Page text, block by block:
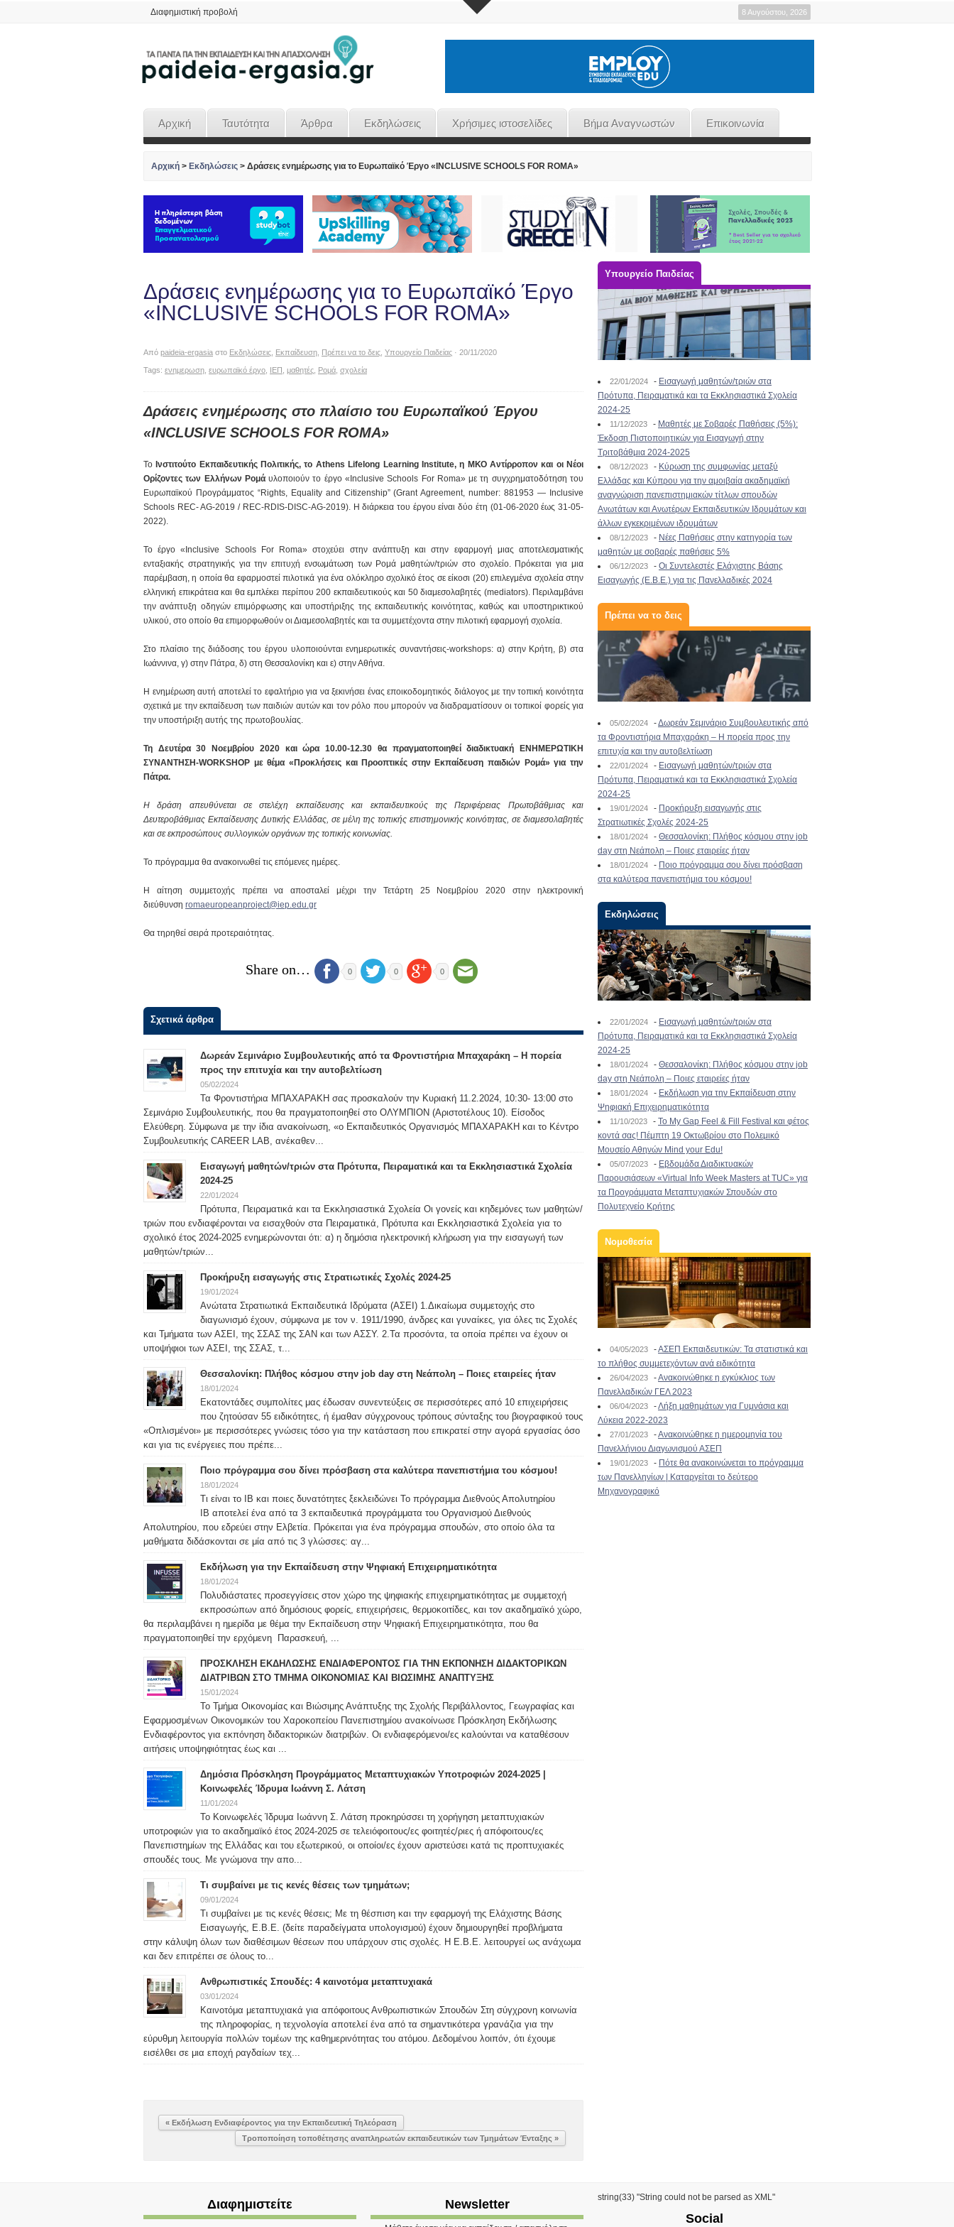
Διαφημιστική προβολή 8 Αυγούστου, 2026
Αρχική Ταυτότητα Άρθρα Εκδηλώσεις Χρήσιμες ιστοσελίδες Βήμα Αναγνωστών Επικοινωνία
Αρχική > Εκδηλώσεις > Δράσεις ενημέρωσης για το Ευρωπαϊκό Έργο «INCLUSIVE SCHOOLS FOR ROMA»
Δράσεις ενημέρωσης για το Ευρωπαϊκό Έργο
«INCLUSIVE SCHOOLS FOR ROMA»
Από paideia-ergasia στο Εκδηλώσεις Εκπαίδευση Πρέπει να το δεις Υπουργείο Παιδείας · 20/11/2020
Tags: ενημερωση ευρωπαϊκό έργο ΙΕΠ μαθητές Ρομά σχολεία
Δράσεις ενημέρωσης στο πλαίσιο του Ευρωπαϊκού Έργου
«INCLUSIVE SCHOOLS FOR ROMA»
Το Ινστιτούτο Εκπαιδευτικής Πολιτικής, το Athens Lifelong Learning Institute, η ΜΚΟ Αντίρροπον και οι Νέοι
Ορίζοντες των Ελλήνων Ρομάυλοποιούν το έργο «Inclusive Schools For Roma» με τη συγχρηματοδότηση του
Ευρωπαϊκού Προγράμματος “Rights, Equality and Citizenship” (Grant Agreement, number: 881953 — Inclusive
Schools REC- AG-2019 / REC-RDIS-DISC-AG-2019). Η διάρκεια του έργου είναι δύο έτη (01-06-2020 έως 31-05-
2022).
Το έργο «Inclusive Schools For Roma» στοχεύει στην ανάπτυξη και στην εφαρμογή μιας αποτελεσματικής
ενταξιακής στρατηγικής για την επιτυχή ενσωμάτωση των Ρομά μαθητών/τριών στο σχολείο. Πρόκειται για μια
παρέμβαση, η οποία θα εφαρμοστεί πιλοτικά για ένα ολόκληρο σχολικό έτος σε είκοσι (20) επιλεγμένα σχολεία στην
ελληνική επικράτεια και θα εμπλέκει περίπου 200 εκπαιδευτικούς και 50 διαμεσολαβητές (mediators). Περιλαμβάνει
την ανάπτυξη οδηγών επιμόρφωσης και υποστήριξης της εκπαιδευτικής κοινότητας, καθώς και υποστηρικτικού
υλικού, στο οποίο θα επιμορφωθούν οι Διαμεσολαβητές και τα συμμετέχοντα στην πιλοτική εφαρμογή σχολεία.
Στο πλαίσιο της διάδοσης του έργου υλοποιούνται ενημερωτικές συναντήσεις-workshops: α) στην Κρήτη, β) στα
Ιωάννινα, γ) στην Πάτρα, δ) στη Θεσσαλονίκη και ε) στην Αθήνα.
Η ενημέρωση αυτή αποτελεί το εφαλτήριο για να ξεκινήσει ένας εποικοδομητικός διάλογος με την τοπική κοινότητα
σχετικά με την εκπαίδευση των παιδιών αυτών και τον ρόλο που μπορούν να διαδραματίσουν οι τοπικοί φορείς για
την υποστήριξη αυτής της πρωτοβουλίας.
Τη Δευτέρα 30 Νοεμβρίου 2020 και ώρα 10.00-12.30 θα πραγματοποιηθεί διαδικτυακή ΕΝΗΜΕΡΩΤΙΚΗ
ΣΥΝΑΝΤΗΣΗ-WORKSHOP με θέμα «Προκλήσεις και Προοπτικές στην Εκπαίδευση παιδιών Ρομά» για την
Πάτρα.
Η δράση απευθύνεται σε στελέχη εκπαίδευσης και εκπαιδευτικούς της Περιφέρειας Πρωτοβάθμιας και
Δευτεροβάθμιας Εκπαίδευσης Δυτικής Ελλάδας, σε μέλη της τοπικής επιστημονικής κοινότητας, σε διαμεσολαβητές
και σε εκπροσώπους συλλογικών οργάνων της τοπικής κοινωνίας.
Το πρόγραμμα θα ανακοινωθεί τις επόμενες ημέρες.
Η αίτηση συμμετοχής πρέπει να αποσταλεί μέχρι την Τετάρτη 25 Νοεμβρίου 2020 στην ηλεκτρονική
διεύθυνση romaeuropeanproject@iep.edu.gr
Θα τηρηθεί σειρά προτεραιότητας.
Share on… 0 0 0
Σχετικά άρθρα
Δωρεάν Σεμινάριο Συμβουλευτικής από τα Φροντιστήρια Μπαχαράκη – Η πορεία
προς την επιτυχία και την αυτοβελτίωση
05/02/2024
Τα Φροντιστήρια ΜΠΑΧΑΡΑΚΗ σας προσκαλούν την Κυριακή 11.2.2024, 10:30- 13:00 στο
Σεμινάριο Συμβουλευτικής, που θα πραγματοποιηθεί στο ΟΛΥΜΠΙΟΝ (Αριστοτέλους 10). Είσοδος
Ελεύθερη. Σύμφωνα με την ίδια ανακοίνωση, «ο Εκπαιδευτικός Οργανισμός ΜΠΑΧΑΡΑΚΗ και το Κέντρο
Συμβουλευτικής CAREER LAB, ανέκαθεν...
Εισαγωγή μαθητών/τριών στα Πρότυπα, Πειραματικά και τα Εκκλησιαστικά Σχολεία
2024-25
22/01/2024
Πρότυπα, Πειραματικά και τα Εκκλησιαστικά Σχολεία Οι γονείς και κηδεμόνες των μαθητών/
τριών που ενδιαφέρονται να εισαχθούν στα Πειραματικά, Πρότυπα και Εκκλησιαστικά Σχολεία για το
σχολικό έτος 2024-2025 ενημερώνονται ότι: α) η δημόσια ηλεκτρονική κλήρωση για την εισαγωγή των
μαθητών/τριών...
Προκήρυξη εισαγωγής στις Στρατιωτικές Σχολές 2024-25
19/01/2024
Ανώτατα Στρατιωτικά Εκπαιδευτικά Ιδρύματα (ΑΣΕΙ) 1.Δικαίωμα συμμετοχής στο
διαγωνισμό έχουν, σύμφωνα με τον ν. 1911/1990, άνδρες και γυναίκες, για όλες τις Σχολές
και Τμήματα των ΑΣΕΙ, της ΣΣΑΣ της ΣΑΝ και των ΑΣΣΥ. 2.Τα προσόντα, τα οποία πρέπει να έχουν οι
υποψήφιοι των ΑΣΕΙ, της ΣΣΑΣ, τ...
Θεσσαλονίκη: Πλήθος κόσμου στην job day στη Νεάπολη – Ποιες εταιρείες ήταν
18/01/2024
Εκατοντάδες συμπολίτες μας έδωσαν συνεντεύξεις σε περισσότερες από 10 επιχειρήσεις
που ζητούσαν 55 ειδικότητες, ή έμαθαν σύγχρονους τρόπους σύνταξης του βιογραφικού τους
«Οπλισμένοι» με περισσότερες γνώσεις τόσο για την κατάσταση που επικρατεί στην αγορά εργασίας όσο
και για τις ενέργειες που πρέπε...
Ποιο πρόγραμμα σου δίνει πρόσβαση στα καλύτερα πανεπιστήμια του κόσμου!
18/01/2024
Τι είναι το IB και ποιες δυνατότητες ξεκλειδώνει Το πρόγραμμα Διεθνούς Απολυτηρίου
IB αποτελεί ένα από τα 3 εκπαιδευτικά προγράμματα του Οργανισμού Διεθνούς
Απολυτηρίου, που εδρεύει στην Ελβετία. Πρόκειται για ένα πρόγραμμα σπουδών, στο οποίο όλα τα
μαθήματα διδάσκονται σε μία από τις 3 γλώσσες: αγ...
Εκδήλωση για την Εκπαίδευση στην Ψηφιακή Επιχειρηματικότητα
18/01/2024
Πολυδιάστατες προσεγγίσεις στον χώρο της ψηφιακής επιχειρηματικότητας με συμμετοχή
εκπροσώπων από δημόσιους φορείς, επιχειρήσεις, θερμοκοιτίδες, και τον ακαδημαϊκό χώρο,
θα περιλαμβάνει η ημερίδα με θέμα την Εκπαίδευση στην Ψηφιακή Επιχειρηματικότητα, που θα
πραγματοποιηθεί την ερχόμενη Παρασκευή, ...
ΠΡΟΣΚΛΗΣΗ ΕΚΔΗΛΩΣΗΣ ΕΝΔΙΑΦΕΡΟΝΤΟΣ ΓΙΑ ΤΗΝ ΕΚΠΟΝΗΣΗ ΔΙΔΑΚΤΟΡΙΚΩΝ
ΔΙΑΤΡΙΒΩΝ ΣΤΟ ΤΜΗΜΑ ΟΙΚΟΝΟΜΙΑΣ ΚΑΙ ΒΙΩΣΙΜΗΣ ΑΝΑΠΤΥΞΗΣ
15/01/2024
Το Τμήμα Οικονομίας και Βιώσιμης Ανάπτυξης της Σχολής Περιβάλλοντος, Γεωγραφίας και
Εφαρμοσμένων Οικονομικών του Χαροκοπείου Πανεπιστημίου ανακοίνωσε Πρόσκληση Εκδήλωσης
Ενδιαφέροντος για εκπόνηση διδακτορικών διατριβών. Οι ενδιαφερόμενοι/ες καλούνται να καταθέσουν
αιτήσεις υποψηφιότητας έως και ...
Δημόσια Πρόσκληση Προγράμματος Μεταπτυχιακών Υποτροφιών 2024-2025 |
Κοινωφελές Ίδρυμα Ιωάννη Σ. Λάτση
11/01/2024
Το Κοινωφελές Ίδρυμα Ιωάννη Σ. Λάτση προκηρύσσει τη χορήγηση μεταπτυχιακών
υποτροφιών για το ακαδημαϊκό έτος 2024-2025 σε τελειόφοιτους/ες φοιτητές/ριες ή απόφοιτους/ες
Πανεπιστημίων της Ελλάδας και του εξωτερικού, οι οποίοι/ες έχουν αριστεύσει κατά τις προπτυχιακές
σπουδές τους. Με γνώμονα την απο...
Τι συμβαίνει με τις κενές θέσεις των τμημάτων;
09/01/2024
Τι συμβαίνει με τις κενές θέσεις; Με τη θέσπιση και την εφαρμογή της Ελάχιστης Βάσης
Εισαγωγής, Ε.Β.Ε. (δείτε παραδείγματα υπολογισμού) έχουν δημιουργηθεί προβλήματα
στην κάλυψη όλων των διαθέσιμων θέσεων που υπάρχουν στις σχολές. Η Ε.Β.Ε. λειτουργεί ως ανάχωμα
και δεν επιτρέπει σε όλους το...
Ανθρωπιστικές Σπουδές: 4 καινοτόμα μεταπτυχιακά
03/01/2024
Καινοτόμα μεταπτυχιακά για απόφοιτους Ανθρωπιστικών Σπουδών Στη σύγχρονη κοινωνία
της πληροφορίας, η τεχνολογία αποτελεί ένα από τα σημαντικότερα γρανάζια για την
εύρυθμη λειτουργία πολλών τομέων της καθημερινότητας του ατόμου. Δεδομένου λοιπόν, ότι έχουμε
εισέλθει σε μια εποχή ραγδαίων τεχ...
« Εκδήλωση Ενδιαφέροντος για την Εκπαιδευτική Τηλεόραση
Τροποποίηση τοποθέτησης αναπληρωτών εκπαιδευτικών των Τμημάτων Ένταξης »
Υπουργείο Παιδείας
22/01/2024 - Εισαγωγή μαθητών/τριών στα
Πρότυπα, Πειραματικά και τα Εκκλησιαστικά Σχολεία
2024-25
11/12/2023 - Μαθητές με Σοβαρές Παθήσεις (5%):
Έκδοση Πιστοποιητικών για Εισαγωγή στην
Τριτοβάθμια 2024-2025
08/12/2023 - Κύρωση της συμφωνίας μεταξύ
Ελλάδας και Κύπρου για την αμοιβαία ακαδημαϊκή
αναγνώριση πανεπιστημιακών τίτλων σπουδών
Ανωτάτων και Ανωτέρων Εκπαιδευτικών Ιδρυμάτων και
άλλων εγκεκριμένων ιδρυμάτων
08/12/2023 - Νέες Παθήσεις στην κατηγορία των
μαθητών με σοβαρές παθήσεις 5%
06/12/2023 - Οι Συντελεστές Ελάχιστης Βάσης
Εισαγωγής (Ε.Β.Ε.) για τις Πανελλαδικές 2024
Πρέπει να το δεις
05/02/2024 -Δωρεάν Σεμινάριο Συμβουλευτικής από
τα Φροντιστήρια Μπαχαράκη – Η πορεία προς την
επιτυχία και την αυτοβελτίωση
22/01/2024 - Εισαγωγή μαθητών/τριών στα
Πρότυπα, Πειραματικά και τα Εκκλησιαστικά Σχολεία
2024-25
19/01/2024 - Προκήρυξη εισαγωγής στις
Στρατιωτικές Σχολές 2024-25
18/01/2024 - Θεσσαλονίκη: Πλήθος κόσμου στην job
day στη Νεάπολη – Ποιες εταιρείες ήταν
18/01/2024 - Ποιο πρόγραμμα σου δίνει πρόσβαση
στα καλύτερα πανεπιστήμια του κόσμου!
Εκδηλώσεις
22/01/2024 - Εισαγωγή μαθητών/τριών στα
Πρότυπα, Πειραματικά και τα Εκκλησιαστικά Σχολεία
2024-25
18/01/2024 - Θεσσαλονίκη: Πλήθος κόσμου στην job
day στη Νεάπολη – Ποιες εταιρείες ήταν
18/01/2024 - Εκδήλωση για την Εκπαίδευση στην
Ψηφιακή Επιχειρηματικότητα
11/10/2023 - To My Gap Feel & Fill Festival και φέτος
κοντά σας! Πέμπτη 19 Οκτωβρίου στο Πολεμικό
Μουσείο Αθηνών Mind your Edu!
05/07/2023 - Εβδομάδα Διαδικτυακών
Παρουσιάσεων «Virtual Info Week Masters at TUC» για
τα Προγράμματα Μεταπτυχιακών Σπουδών στο
Πολυτεχνείο Κρήτης
Νομοθεσία
04/05/2023 -ΑΣΕΠ Εκπαιδευτικών: Τα στατιστικά και
το πλήθος συμμετεχόντων ανά ειδικότητα
26/04/2023 -Ανακοινώθηκε η εγκύκλιος των
Πανελλαδικών ΓΕΛ 2023
06/04/2023 -Λήξη μαθημάτων για Γυμνάσια και
Λύκεια 2022-2023
27/01/2023 -Ανακοινώθηκε η ημερομηνία του
Πανελλήνιου Διαγωνισμού ΑΣΕΠ
19/01/2023 - Πότε θα ανακοινώνεται το πρόγραμμα
των Πανελληνίων | Καταργείται το δεύτερο
Μηχανογραφικό
Διαφημιστείτε Newsletter string(33) "String could not be parsed as XML"
Social